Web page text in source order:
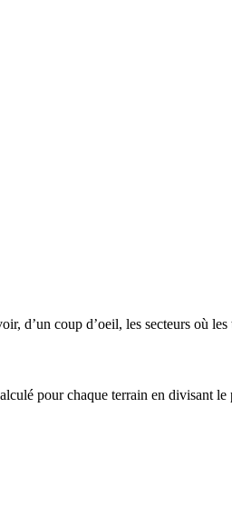
d’un coup d’oeil, les secteurs où
pour chaque terrain en divisant